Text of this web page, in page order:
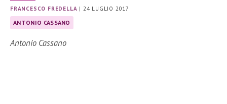
FRANCESCO FREDELLA | 24 LUGLIO 2017
ANTONIO CASSANO
Antonio Cassano